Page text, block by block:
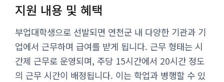
지원 내용 및 혜택
부업대학생으로 선발되면 연천군 내 다양한 기관과 기
업에서 근무하며 급여를 받게 됩니다. 근무 형태는 시
간제 근무로 운영되며, 주당 15시간에서 20시간 정도
의 근무 시간이 배정됩니다. 이는 학업과 병행할 수 있